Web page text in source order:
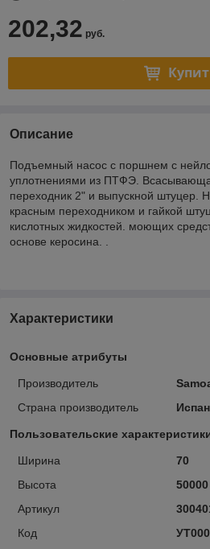
202,32 руб.
Описание
Подъемный насос с поршнем с
уплотнениями из ПТФЭ.
переходник 2" и выпускной штуцер.
красным переходником и гайкой
кислотных жидкостей. моющих
основе керосина. .
Характеристики
Основные атрибуты
Производитель
Страна производитель
Пользовательские
Ширина
70
Высота
50000
Артикул
Код